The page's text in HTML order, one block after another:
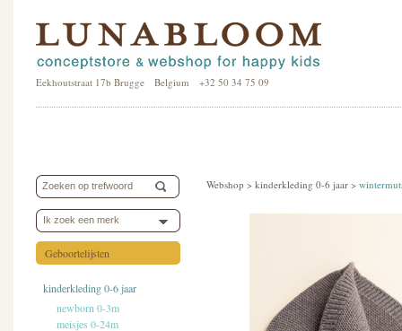
Eekhoutstraat 17b Brugge Belgium +32 50 34 75 09
Ik zoek een merk
Geboortelijsten
kinderkleding 0-6 jaar
newborn 0-3m
meisjes 0-24m
Webshop > kinderkleding 0-6 jaar >